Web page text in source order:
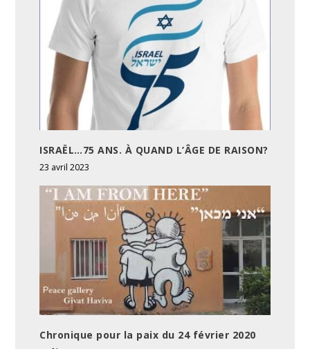
ISRAËL…75 ANS. À QUAND L’ÂGE DE RAISON?
23 avril 2023
Chronique pour la paix du 24 février 2020